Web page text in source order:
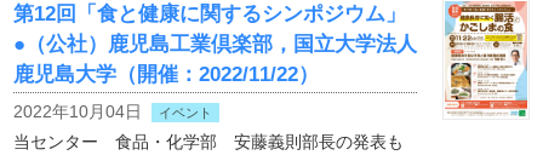
第12回「食と健康に関するシンポジウム」
●（公社）鹿児島工業倶楽部，国立大学法人
鹿児島大学（開催：2022/11/22）
2022年10月04日 イベント
当センター 食品・化学部 安藤義則部長の発表も